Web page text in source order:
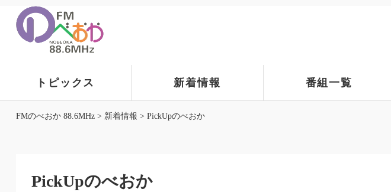
トピックス 新着情報 番組一覧
FMのべおか 88.6MHz> 新着情報 > PickUpのべおか
PickUpのべおか